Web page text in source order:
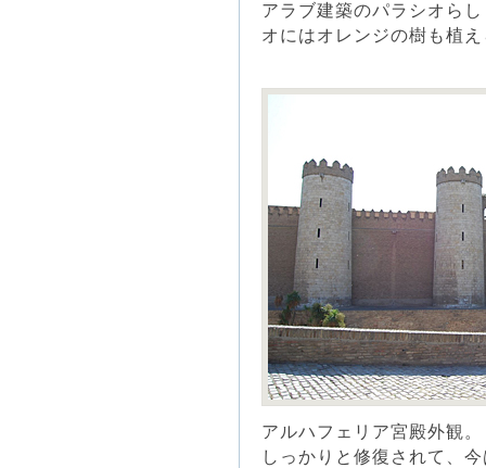
アラブ建築のパラシオら
オにはオレンジの樹も植
アルハフェリア宮殿外観。
しっかりと修復されて、